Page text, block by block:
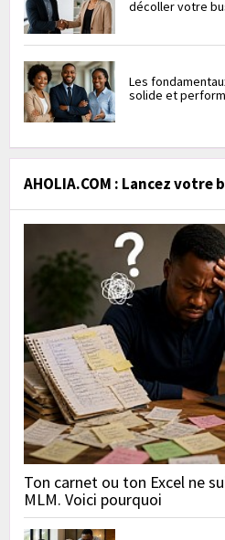
décoller votre
Les
solide et
AHOLIA.COM : Lancez votre
Ton carnet ou ton Excel ne
MLM. Voici pourquoi